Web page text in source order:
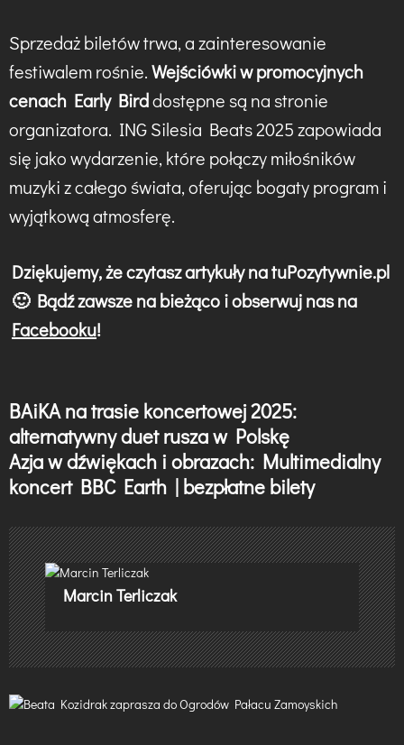
Sprzedaż biletów trwa, a zainteresowanie
festiwalem rośnie.Wejściówki w promocyjnych
cenach Early Birddostępne są na stronie
organizatora. ING Silesia Beats 2025 zapowiada
się jako wydarzenie, które połączy miłośników
muzyki z całego świata, oferując bogaty program i
wyjątkową atmosferę.
Dziękujemy, że czytasz artykuły na tuPozytywnie.pl
🙂 Bądź zawsze na bieżąco i obserwuj nas na
Facebooku!
N
a
w
g
a
c
j
a
BAiKA na trasie koncertowej 2025:
alternatywny duet rusza w Polskę
Azja w dźwiękach i obrazach: Multimedialny
koncert BBC Earth | bezpłatne bilety
Marcin Terliczak